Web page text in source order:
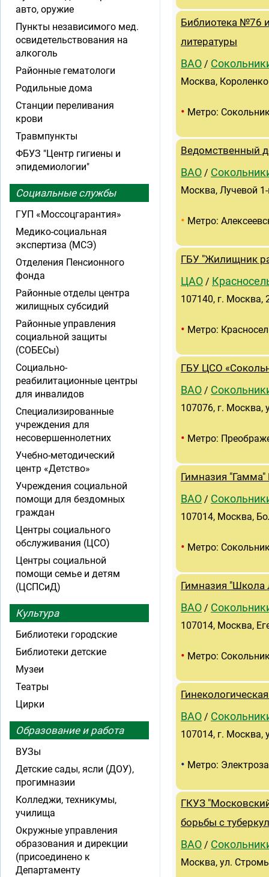
Библиотека №76
литературы
ВАО /
Москва,
• Метро:
Ведомственный
ВАО /
Москва, Лучевой
• Метро:
ГБУ "Жилищник
ЦАО /
107140, г. Москва,
• Метро:
ГБУ ЦСО
ВАО /
107076, г. Москва,
• Метро:
Гимназия
ВАО /
107014, Москва,
• Метро:
Гимназия
ВАО /
107014, Москва,
• Метро:
ВАО /
107014, г. Москва,
• Метро:
ГКУЗ
борьбы с
ВАО /
Москва, ул.
авто, оружие
Пункты независимого мед.
освидетельствования на
алкоголь
Районные гематологи
Родильные дома
Станции переливания
крови
Травмпункты
ФБУЗ "Центр гигиены и
эпидемиологии"
Социальные службы
ГУП «Моссоцгарантия»
Медико-социальная
экспертиза (МСЭ)
Отделения Пенсионного
фонда
Районные отделы центра
жилищных субсидий
Районные управления
социальной защиты
(СОБЕСы)
Социально-
реабилитационные центры
для инвалидов
Специализированные
учреждения для
несовершеннолетних
Учебно-методический
центр «Детство»
Учреждения социальной
помощи для бездомных
граждан
Центры социального
обслуживания (ЦСО)
Центры социальной
помощи семье и детям
(ЦСПСиД)
Культура
Библиотеки городские
Библиотеки детские
Музеи
Театры
Цирки
Образование и работа
ВУЗы
Детские сады, ясли (ДОУ),
прогимназии
Колледжи, техникумы,
училища
Окружные управления
образования и дирекции
(присоединено к
Департаменту